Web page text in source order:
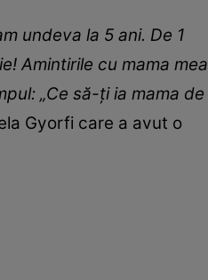
undeva la 5 ani. De 1
Amintirile cu mama mea
„Ce să-ți ia mama de
Gyorfi care a avut o